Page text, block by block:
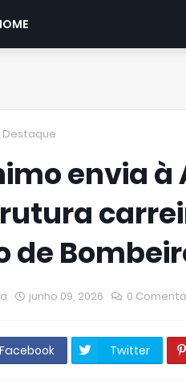
Destaque
envia à
de
junho 09, 2026 0
Facebook Twitter